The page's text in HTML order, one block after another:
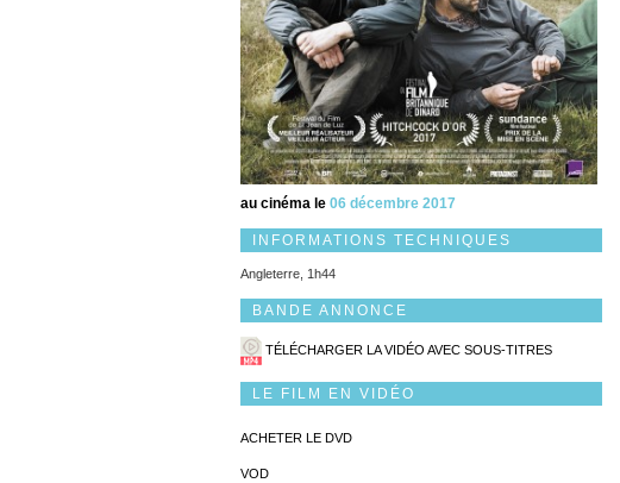
au cinéma le 06 décembre 2017
INFORMATIONS TECHNIQUES
Angleterre, 1h44
BANDE ANNONCE
TÉLÉCHARGER LA VIDÉO AVEC SOUS-TITRES
LE FILM EN VIDÉO
ACHETER LE DVD
VOD